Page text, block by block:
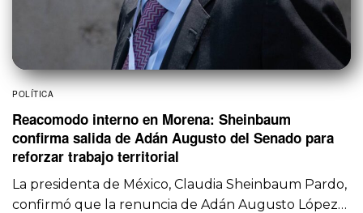
POLÍTICA
Reacomodo interno en Morena: Sheinbaum
confirma salida de Adán Augusto del Senado para
reforzar trabajo territorial
La presidenta de México, Claudia Sheinbaum Pardo,
confirmó que la renuncia de Adán Augusto López…